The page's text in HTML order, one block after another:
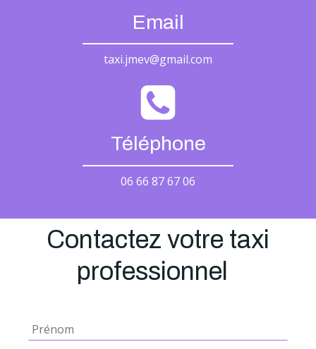
Email
taxi.jmev@gmail.com
Téléphone
06 66 87 67 06
Contactez votre taxi
professionnel